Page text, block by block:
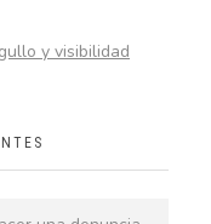
y visibilidad